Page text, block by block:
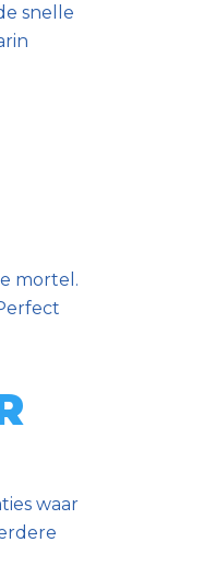
snelle
mortel.
waar